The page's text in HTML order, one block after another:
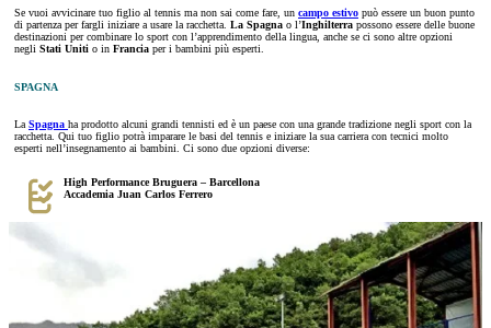
Se vuoi avvicinare tuo figlio al tennis ma non sai come fare, un campo estivo può essere un buon punto
di partenza per fargli iniziare a usare la racchetta. La Spagna o l’Inghilterra possono essere delle buone
destinazioni per combinare lo sport con l’apprendimento della lingua, anche se ci sono altre opzioni
negli Stati Uniti o in Francia per i bambini più esperti.
SPAGNA
La Spagna ha prodotto alcuni grandi tennisti ed è un paese con una grande tradizione negli sport con la
racchetta. Qui tuo figlio potrà imparare le basi del tennis e iniziare la sua carriera con tecnici molto
esperti nell’insegnamento ai bambini. Ci sono due opzioni diverse:
High Performance Bruguera – Barcellona
Accademia Juan Carlos Ferrero